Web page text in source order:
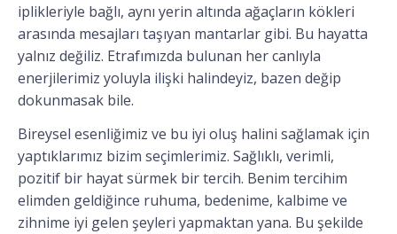
iplikleriyle bağlı, aynı yerin altında ağaçların kökleri
arasında mesajları taşıyan mantarlar gibi. Bu hayatta
yalnız değiliz. Etrafımızda bulunan her canlıyla
enerjilerimiz yoluyla ilişki halindeyiz, bazen değip
dokunmasak bile.
Bireysel esenliğimiz ve bu iyi oluş halini sağlamak için
yaptıklarımız bizim seçimlerimiz. Sağlıklı, verimli,
pozitif bir hayat sürmek bir tercih. Benim tercihim
elimden geldiğince ruhuma, bedenime, kalbime ve
zihnime iyi gelen şeyleri yapmaktan yana. Bu şekilde